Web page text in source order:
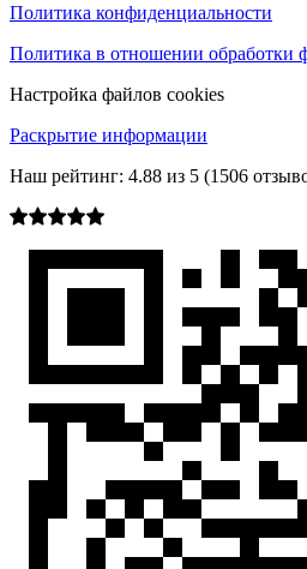
Политика конфиденциальности
Политика в отношении обработки
Настройка файлов cookies
Раскрытие информации
Наш рейтинг: 4.88 из 5 (1506